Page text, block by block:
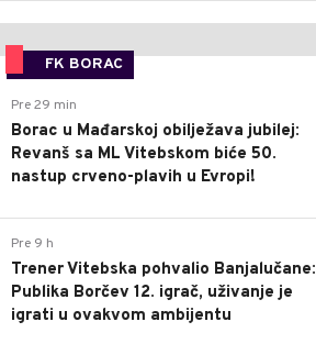
FK BORAC
Pre 29 min
Borac u Mađarskoj obilježava jubilej:
Revanš sa ML Vitebskom biće 50.
nastup crveno-plavih u Evropi!
Pre 9 h
Trener Vitebska pohvalio Banjalučane:
Publika Borčev 12. igrač, uživanje je
igrati u ovakvom ambijentu